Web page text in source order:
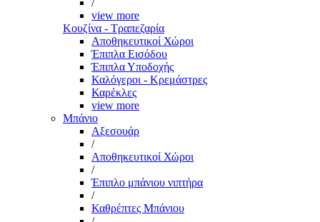
/
view more
Κουζίνα - Τραπεζαρία
Αποθηκευτικοί Χώροι
Έπιπλα Εισόδου
Έπιπλα Υποδοχής
Καλόγεροι - Κρεμάστρες
Καρέκλες
view more
Μπάνιο
Αξεσουάρ
/
Αποθηκευτικοί Χώροι
/
Έπιπλο μπάνιου νιπτήρα
/
Καθρέπτες Μπάνιου